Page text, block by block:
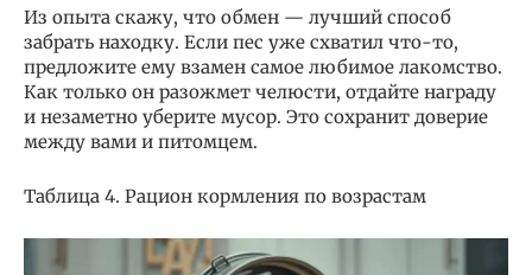
Из опыта скажу, что обмен — лучший способ
забрать находку. Если пес уже схватил что-то,
предложите ему взамен самое любимое лакомство.
Как только он разожмет челюсти, отдайте награду
и незаметно уберите мусор. Это сохранит доверие
между вами и питомцем.
Таблица 4. Рацион кормления по возрастам